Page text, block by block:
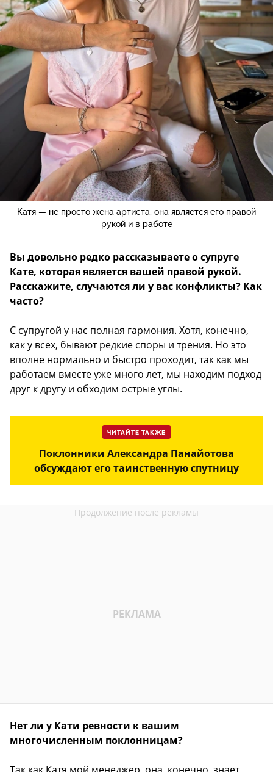
Катя — не просто жена артиста, она является его правой
рукой и в работе
Вы довольно редко рассказываете о супруге
Кате, которая является вашей правой рукой.
Расскажите, случаются ли у вас конфликты? Как
часто?
С супругой у нас полная гармония. Хотя, конечно,
как у всех, бывают редкие споры и трения. Но это
вполне нормально и быстро проходит, так как мы
работаем вместе уже много лет, мы находим подход
друг к другу и обходим острые углы.
ЧИТАЙТЕ ТАКЖЕ
Поклонники Александра Панайотова
обсуждают его таинственную спутницу
Нет ли у Кати ревности к вашим
многочисленным поклонницам?